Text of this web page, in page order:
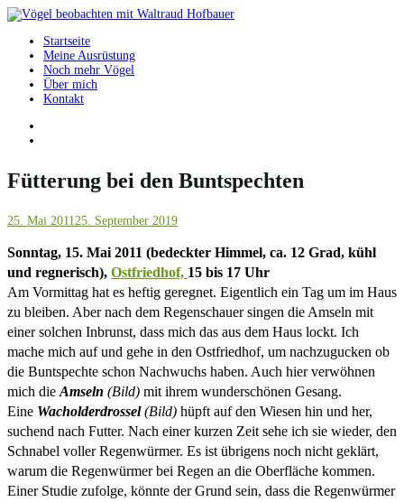
Springe
Inhalt
Vögel beobachten mit Waltraud Hofbauer
Startseite
Meine Ausrüstung
Noch mehr Vögel
Über mich
Kontakt
Fütterung bei den Buntspechten
25. Mai 2011 25. September 2019
Sonntag, 15. Mai 2011 (bedeckter Himmel, ca. 12 Grad, kühl
und regnerisch), Ostfriedhof, 15 bis 17 Uhr
Am Vormittag hat es heftig geregnet. Eigentlich ein Tag um im Haus
zu bleiben. Aber nach dem Regenschauer singen die Amseln mit
einer solchen Inbrunst, dass mich das aus dem Haus lockt. Ich
mache mich auf und gehe in den Ostfriedhof, um nachzugucken ob
die Buntspechte schon Nachwuchs haben. Auch hier verwöhnen
mich die Amseln (Bild) mit ihrem wunderschönen Gesang.
Eine Wacholderdrossel(Bild) hüpft auf den Wiesen hin und her,
suchend nach Futter. Nach einer kurzen Zeit sehe ich sie wieder, den
Schnabel voller Regenwürmer. Es ist übrigens noch nicht geklärt,
warum die Regenwürmer bei Regen an die Oberfläche kommen.
Einer Studie zufolge, könnte der Grund sein, dass die Regenwürmer